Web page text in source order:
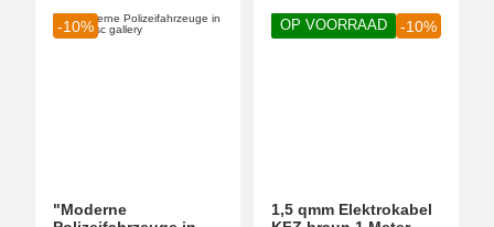
-10%
"Moderne
OP VOORRAAD -10%
1,5 qmm Elektrokabel